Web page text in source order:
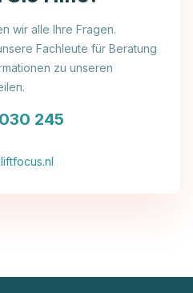
wir alle Ihre Fragen.
Fachleute für Beratung
zu unseren
245